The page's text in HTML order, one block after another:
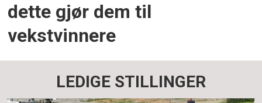
dette gjør dem til
vekstvinnere
LEDIGE STILLINGER